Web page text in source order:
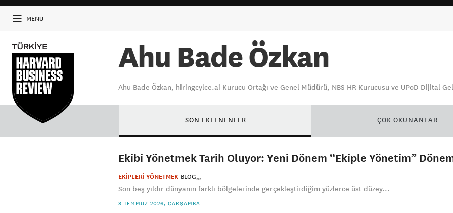
MENÜ
Ahu Bade Özkan
Ahu Bade Özkan, hiringcylce.ai Kurucu Ortağı ve Genel Müdürü, NBS HR Kurucusu ve UPoD Dijital
SON EKLENENLER ÇOK OKUNANLAR
Ekibi Yönetmek Tarih Oluyor: Yeni Dönem “Ekiple Yönetim”
EKİPLERİ YÖNETMEK BLOG
Son beş yıldır dünyanın farklı bölgelerinde gerçekleştirdiğim yüzlerce üst düzey...
8 TEMMUZ 2026, ÇARŞAMBA